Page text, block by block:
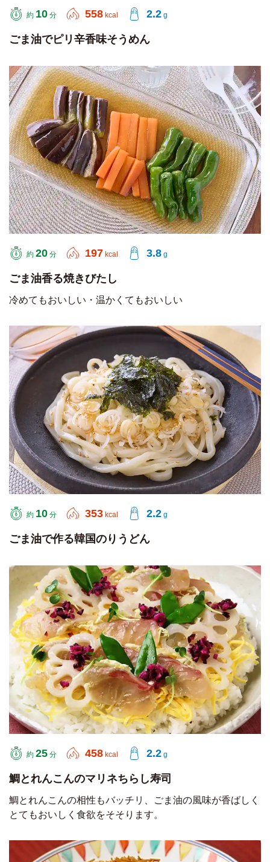
約 10 分 558 kcal 2.2 g
ごま油でピリ辛香味そうめん
約 20 分 197 kcal 3.8 g
ごま油香る焼きびたし
冷めてもおいしい・温かくてもおいしい
約 10 分 353 kcal 2.2 g
ごま油で作る韓国のりうどん
約 25 分 458 kcal 2.2 g
鯛とれんこんのマリネちらし寿司
鯛とれんこんの相性もバッチリ、ごま油の風味が香ばしく
とてもおいしく食欲をそそります。